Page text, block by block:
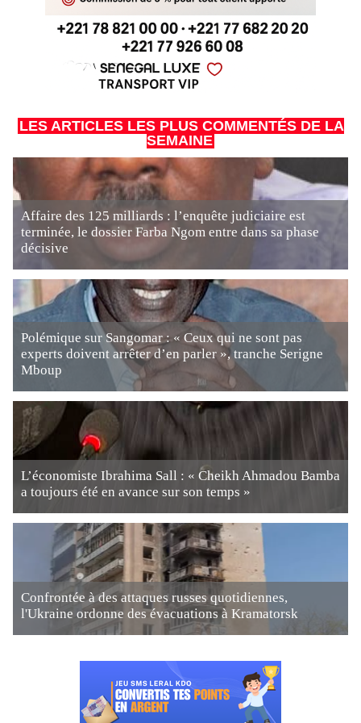
LES ARTICLES LES PLUS COMMENTÉS DE LA
SEMAINE
Affaire des 125 milliards : l’enquête judiciaire est
terminée, le dossier Farba Ngom entre dans sa phase
décisive
Polémique sur Sangomar : « Ceux qui ne sont pas
experts doivent arrêter d’en parler », tranche Serigne
Mboup
L’économiste Ibrahima Sall : « Cheikh Ahmadou Bamba
a toujours été en avance sur son temps »
Confrontée à des attaques russes quotidiennes,
l'Ukraine ordonne des évacuations à Kramatorsk